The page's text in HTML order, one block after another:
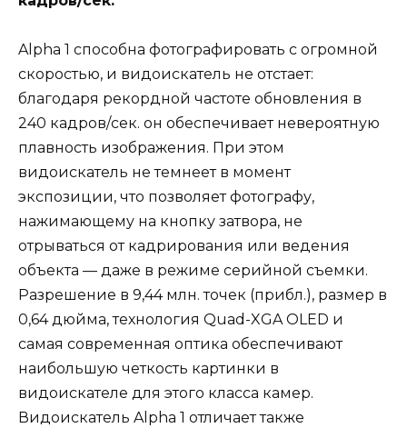
Alpha 1 способна фотографировать с огромной
скоростью, и видоискатель не отстает:
благодаря рекордной частоте обновления в
240 кадров/сек. он обеспечивает невероятную
плавность изображения. При этом
видоискатель не темнеет в момент
экспозиции, что позволяет фотографу,
нажимающему на кнопку затвора, не
отрываться от кадрирования или ведения
объекта — даже в режиме серийной съемки.
Разрешение в 9,44 млн. точек (прибл.), размер в
0,64 дюйма, технология Quad-XGA OLED и
самая современная оптика обеспечивают
наибольшую четкость картинки в
видоискателе для этого класса камер.
Видоискатель Alpha 1 отличает также